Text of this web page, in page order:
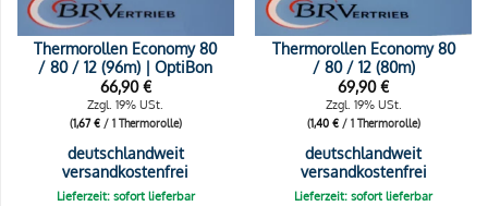
Thermorollen Economy 80
/ 80 / 12 (96m) | OptiBon
66,90€
Zzgl. 19% USt.
(1,67€/ 1 Thermorolle)
deutschlandweit
versandkostenfrei
Lieferzeit: sofort lieferbar
Thermorollen Economy 80
/ 80 / 12 (80m)
69,90€
Zzgl. 19% USt.
(1,40 €/ 1 Thermorolle)
deutschlandweit
versandkostenfrei
Lieferzeit: sofort lieferbar